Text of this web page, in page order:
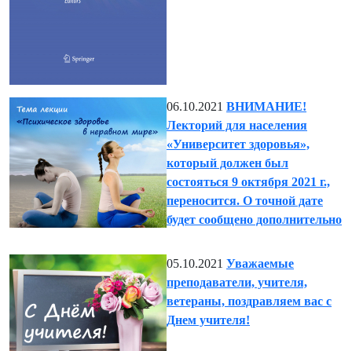
06.10.2021 ВНИМАНИЕ!
Лекторий для населения
«Университет здоровья»,
который должен был
состояться 9 октября 2021 г.,
переносится. О точной дате
будет сообщено дополнительно
05.10.2021 Уважаемые
преподаватели, учителя,
ветераны, поздравляем вас с
Днем учителя!